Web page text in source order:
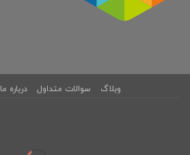
وبلاگ سوالات متداول درباره ما